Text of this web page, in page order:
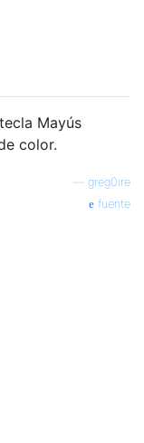
Mayús
color.
greg0ire
fuente